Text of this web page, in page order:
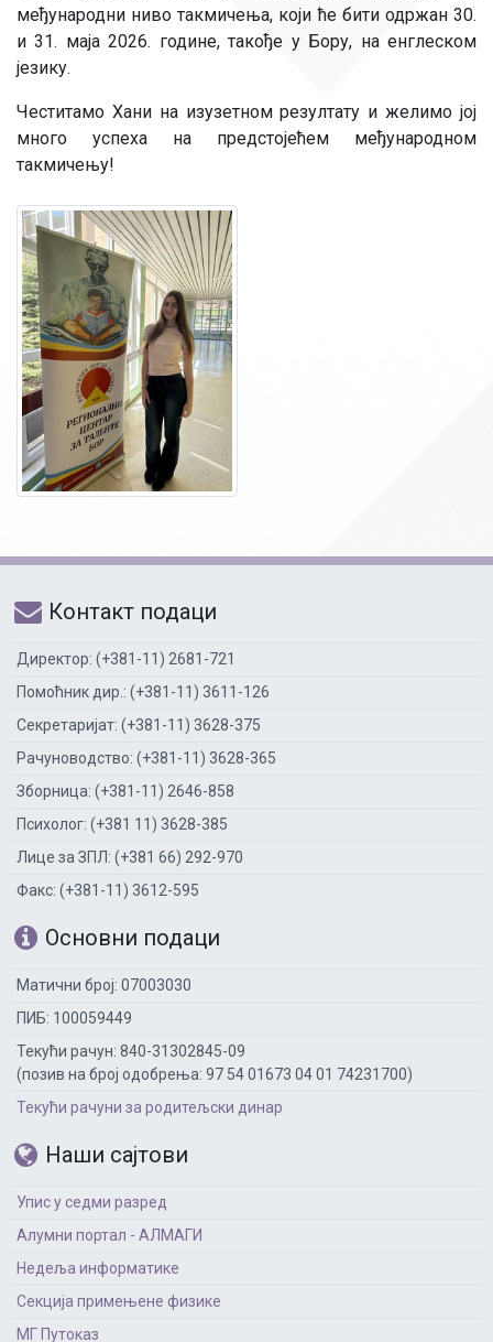
међународни ниво такмичења, који ће бити одржан 30.
и 31. маја 2026. године, такође у Бору, на енглеском
језику.
Честитамо Хани на изузетном резултату и желимо јој
много успеха на предстојећем међународном
такмичењу!
Контакт подаци
Директор: (+381-11) 2681-721
Помоћник дир.: (+381-11) 3611-126
Секретаријат: (+381-11) 3628-375
Рачуноводство: (+381-11) 3628-365
Зборница: (+381-11) 2646-858
Психолог: (+381 11) 3628-385
Лице за ЗПЛ: (+381 66) 292-970
Факс: (+381-11) 3612-595
Основни подаци
Матични број: 07003030
ПИБ: 100059449
Текући рачун: 840-31302845-09
(позив на број одобрења: 97 54 01673 04 01 74231700)
Текући рачуни за родитељски динар
Наши сајтови
Упис у седми разред
Алумни портал - АЛМАГИ
Недеља информатике
Секција примењене физике
МГ Путоказ